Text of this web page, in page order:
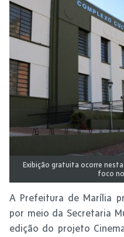
Exibição gratuita ocorre
foco
A Prefeitura de Marília
por meio da Secretaria
edição do projeto